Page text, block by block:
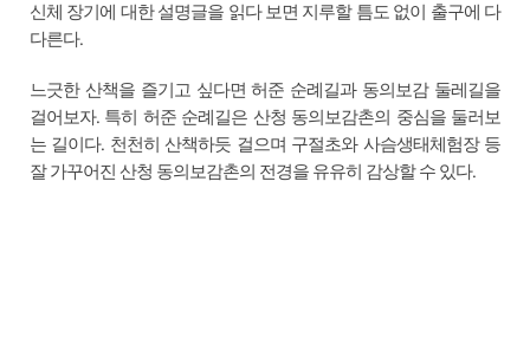
신체 장기에 대한 설명글을 읽다 보면 지루할 틈도 없이 출구에 다
다른다.
느긋한 산책을 즐기고 싶다면 허준 순례길과 동의보감 둘레길을
걸어보자. 특히 허준 순례길은 산청 동의보감촌의 중심을 둘러보
는 길이다. 천천히 산책하듯 걸으며 구절초와 사슴생태체험장 등
잘 가꾸어진 산청 동의보감촌의 전경을 유유히 감상할 수 있다.